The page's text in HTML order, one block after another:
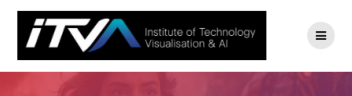
Zum
Inhalt
springen